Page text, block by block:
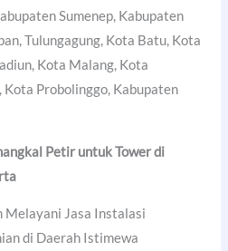
Sumenep, Kabupaten
Tulungagung, Kota Batu, Kota
Kota Malang, Kota
Probolinggo, Kabupaten
Petir untuk Tower di
Melayani Jasa Instalasi
di Daerah Istimewa